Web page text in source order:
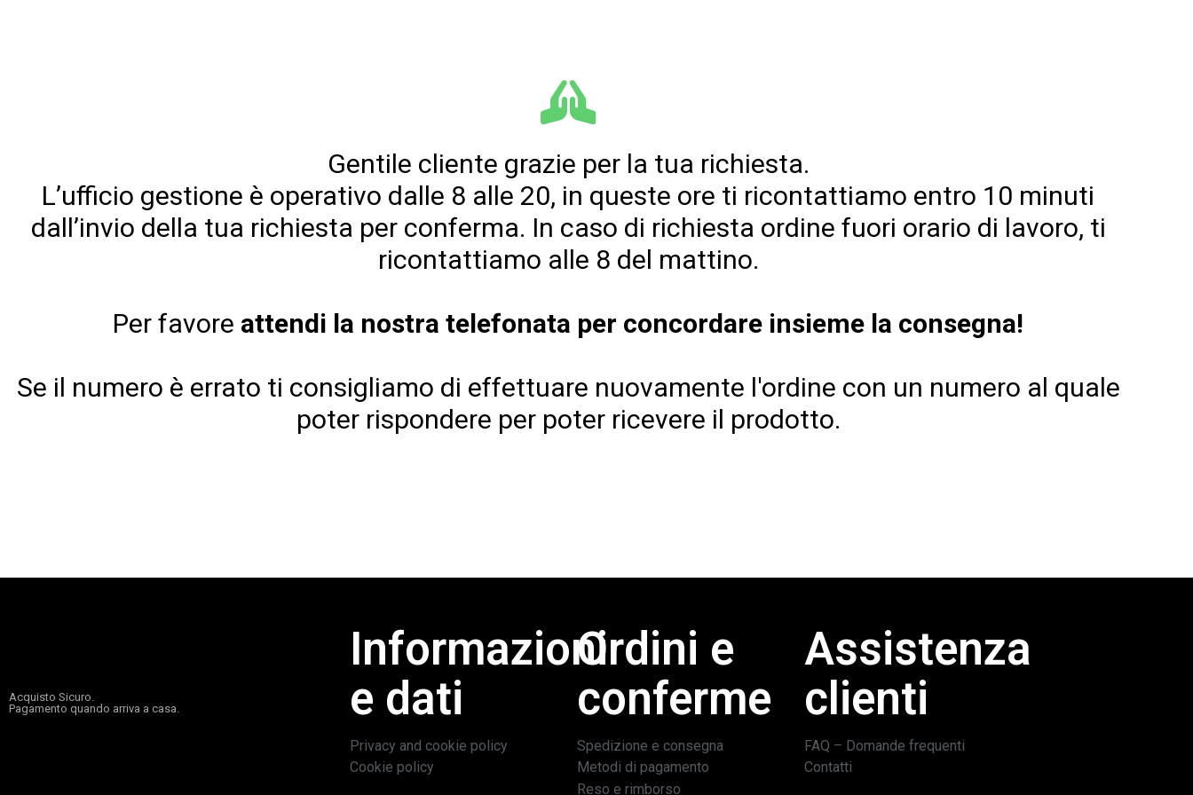
Gentile cliente grazie per la tua richiesta.
L’ufficio gestione è operativo dalle 8 alle 20, in queste ore ti ricontattiamo entro 10 minuti
dall’invio della tua richiesta per conferma. In caso di richiesta ordine fuori orario di lavoro, ti
ricontattiamo alle 8 del mattino.
Per favore attendi la nostra telefonata per concordare insieme la consegna!
Se il numero è errato ti consigliamo di effettuare nuovamente l'ordine con un numero al quale
poter rispondere per poter ricevere il prodotto.
Acquisto Sicuro.
Pagamento quando arriva a casa.
Informazioni
e dati
Privacy and cookie policy
Cookie policy
Ordini e
conferme
Spedizione e consegna
Metodi di pagamento
Reso e rimborso
Assistenza
clienti
FAQ – Domande frequenti
Contatti